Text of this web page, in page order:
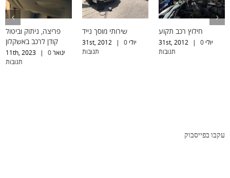
פריצה, ניתוק וביטול
קודן לרכב באשקלון
ינואר 11th, 2023 |
0
תגובות
שירותי מוסך נייד
יולי 31st, 2012 |
0
תגובות
חילוץ רכב תקוע
יולי 31st, 2012 |
0
תגובות
עקבו בפייסבוק